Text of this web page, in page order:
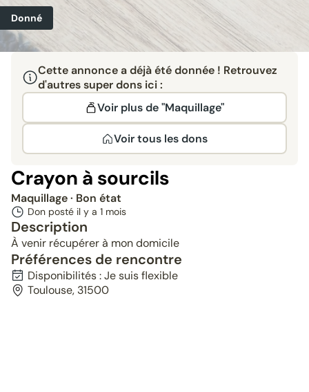
Donné
Cette annonce a déjà été donnée ! Retrouvez
d'autres super dons ici :
Voir plus de "Maquillage"
Voir tous les dons
Crayon à sourcils
Maquillage· Bon état
Don posté il y a 1 mois
Description
À venir récupérer à mon domicile
Préférences de rencontre
Disponibilités : Je suis flexible
Toulouse, 31500